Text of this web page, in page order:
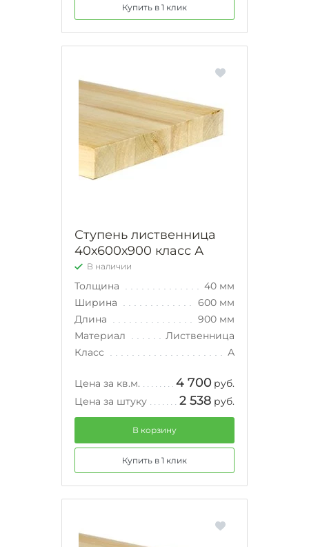
Купить в 1 клик
Ступень лиственница
40х600х900 класс А
В наличии
Толщина
40 мм
Ширина
600 мм
Длина
900 мм
Материал
Лиственница
Класс
А
Цена за кв.м. 4 700 руб.
Цена за штуку
2 538 руб.
В корзину
Купить в 1 клик